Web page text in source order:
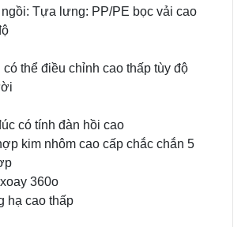
Tựa lưng: PP/PE bọc vải cao
thể điều chỉnh cao thấp tùy độ
có tính đàn hồi cao
kim nhôm cao cấp chắc chắn 5
360o
hạ cao thấp